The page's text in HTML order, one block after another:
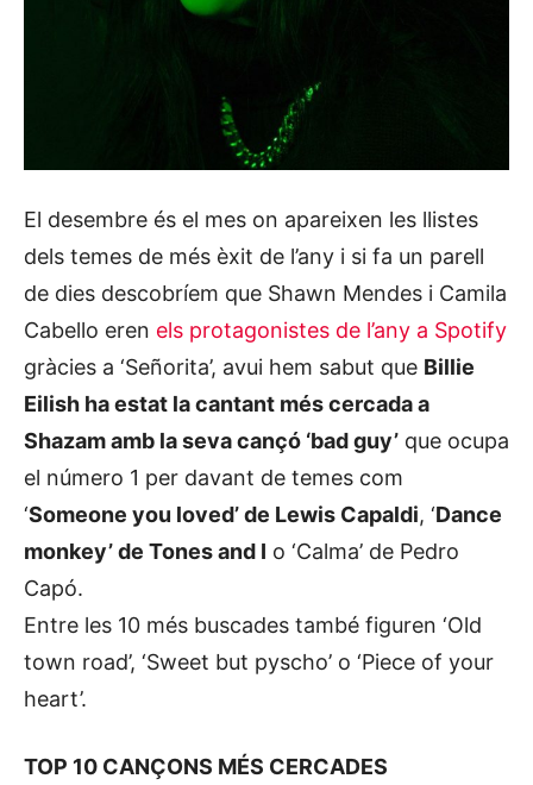
El desembre és el mes on apareixen les llistes
dels temes de més èxit de l’any i si fa un parell
de dies descobríem que Shawn Mendes i Camila
Cabello eren els protagonistes de l’any a Spotify
gràcies a ‘Señorita’, avui hem sabut que Billie
Eilish ha estat la cantant més cercada a
Shazam amb la seva cançó ‘bad guy’ que ocupa
el número 1 per davant de temes com
‘Someone you loved’ de Lewis Capaldi, ‘Dance
monkey’ de Tones and I o ‘Calma’ de Pedro
Capó.
Entre les 10 més buscades també figuren ‘Old
town road’, ‘Sweet but pyscho’ o ‘Piece of your
heart’.
TOP 10 CANÇONS MÉS CERCADES